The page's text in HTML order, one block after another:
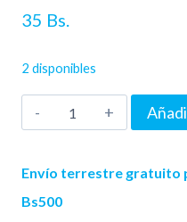
35 Bs.
2 disponibles
2x2
Qidi
cantidad
Envío terrestre gratuito
Bs500